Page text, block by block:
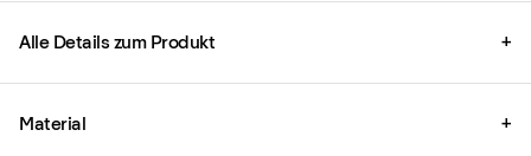
Alle Details zum Produkt +
Material +